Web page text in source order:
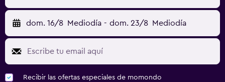
dom. 16/8 Mediodía - dom. 23/8 Mediodía
Recibir las ofertas especiales de momondo